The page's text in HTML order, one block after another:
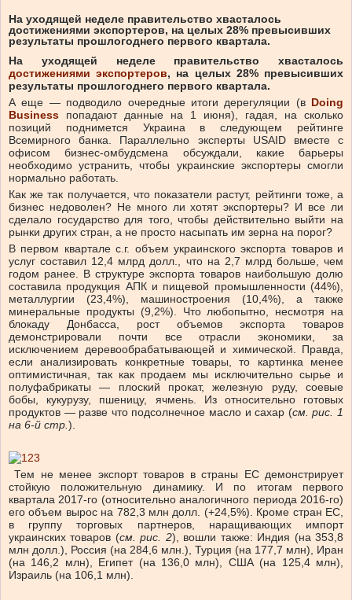
На уходящей неделе правительство хвасталось
достижениями экспортеров, на целых 28% превысивших
результаты прошлогоднего первого квартала.
На уходящей неделе правительство хвасталось
достижениями экспортеров, на целых 28% превысивших
результаты прошлогоднего первого квартала.
А еще — подводило очередные итоги дерегуляции (в Doing
Business попадают данные на 1 июня), гадая, на сколько
позиций поднимется Украина в следующем рейтинге
Всемирного банка. Параллельно эксперты USAID вместе с
офисом бизнес-омбудсмена обсуждали, какие барьеры
необходимо устранить, чтобы украинские экспортеры смогли
нормально работать.
Как же так получается, что показатели растут, рейтинги тоже, а
бизнес недоволен? Не много ли хотят экспортеры? И все ли
сделало государство для того, чтобы действительно выйти на
рынки других стран, а не просто насыпать им зерна на порог?
В первом квартале с.г. объем украинского экспорта товаров и
услуг составил 12,4 млрд долл., что на 2,7 млрд больше, чем
годом ранее. В структуре экспорта товаров наибольшую долю
составила продукция АПК и пищевой промышленности (44%),
металлургии (23,4%), машиностроения (10,4%), а также
минеральные продукты (9,2%). Что любопытно, несмотря на
блокаду Донбасса, рост объемов экспорта товаров
демонстрировали почти все отрасли экономики, за
исключением деревообрабатывающей и химической. Правда,
если анализировать конкретные товары, то картинка менее
оптимистичная, так как продаем мы исключительно сырье и
полуфабрикаты — плоский прокат, железную руду, соевые
бобы, кукурузу, пшеницу, ячмень. Из относительно готовых
продуктов — разве что подсолнечное масло и сахар (см. рис. 1
на 6-й стр.).
Тем не менее экспорт товаров в страны ЕС демонстрирует
стойкую положительную динамику. И по итогам первого
квартала 2017-го (относительно аналогичного периода 2016-го)
его объем вырос на 782,3 млн долл. (+24,5%). Кроме стран ЕС,
в группу торговых партнеров, наращивающих импорт
украинских товаров (см. рис. 2), вошли также: Индия (на 353,8
млн долл.), Россия (на 284,6 млн.), Турция (на 177,7 млн), Иран
(на 146,2 млн), Египет (на 136,0 млн), США (на 125,4 млн),
Израиль (на 106,1 млн).